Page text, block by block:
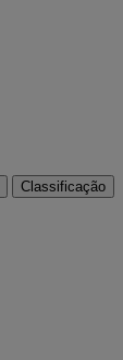
Classificação